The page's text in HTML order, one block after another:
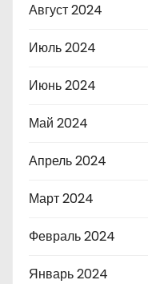
Август 2024
Июль 2024
Июнь 2024
Май 2024
Апрель 2024
Март 2024
Февраль 2024
Январь 2024